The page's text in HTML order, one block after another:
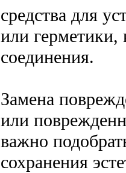
средства для
или
соединения.
Замена
или
важно
сохранения